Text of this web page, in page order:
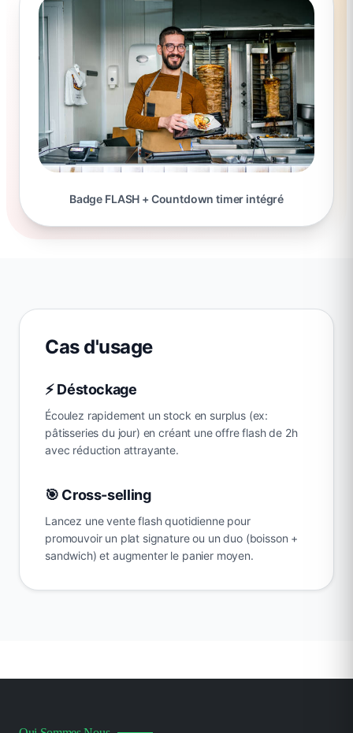
Badge FLASH + Countdown timer intégré
Cas d'usage
⚡ Déstockage
Écoulez rapidement un stock en surplus (ex:
pâtisseries du jour) en créant une offre flash de 2h
avec réduction attrayante.
🎯 Cross-selling
Lancez une vente flash quotidienne pour
promouvoir un plat signature ou un duo (boisson +
sandwich) et augmenter le panier moyen.